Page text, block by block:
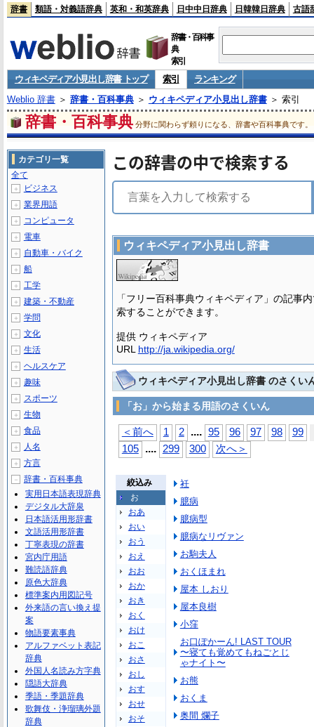
辞書 類語・対義語辞典 英和・和英辞典 日中中日辞典 日韓韓日辞典 古語
辞書・百科事
典
索引
ウィキペディア小見出し辞書 トップ 索引
ランキング
Weblio 辞書＞ 辞書・百科事典＞ ウィキペディア小見出し辞書＞ 索引
辞書・百科事典 分野に関わらず頼りになる、辞書や百科事典です。
この辞書の中で検索する
ウィキペディア小見出し辞書
「フリー百科事典ウィキペディア」の記事
索することができます。
提供 ウィキペディア
URL http://ja.wikipedia.org/
ウィキペディア小見出し辞書 のさくい
「お」から始まる用語のさくいん
＜前へ 1 2 .... 95 96 97 98 99
105
.... 299 300 次へ＞
絞込み
お
おあ
おい
おう
おえ
おお
おか
おき
おく
おけ
おこ
おさ
おし
おす
おせ
おそ
衽
臆病
臆病型
臆病なリヴァン
お駒夫人
おくほまれ
屋本 しおり
屋本良樹
小窪
お口ぽかーん! LAST TOUR
〜寝ても覚めてもねごとじ
ゃナイト〜
お熊
おくま
奥間 爛子
カテゴリ一覧
全て
＋ ビジネス
＋ 業界用語
＋ コンピュータ
＋ 電車
＋ 自動車・バイク
＋ 船
＋ 工学
＋ 建築・不動産
＋ 学問
＋ 文化
＋ 生活
＋ ヘルスケア
＋ 趣味
＋ スポーツ
＋ 生物
＋ 食品
＋ 人名
＋ 方言
－
辞書・百科事典
実用日本語表現辞典
デジタル大辞泉
日本語活用形辞書
文語活用形辞書
丁寧表現の辞書
宮内庁用語
難読語辞典
原色大辞典
標準案内用図記号
外来語の言い換え提
案
物語要素事典
アルファベット表記
辞典
外国人名読み方字典
隠語大辞典
季語・季題辞典
歌舞伎・浄瑠璃外題
辞典